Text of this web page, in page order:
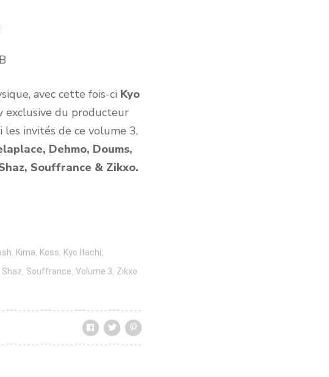
avec cette fois-ci Kyo
exclusive du producteur
les invités de ce volume 3,
Dehmo, Doums,
Souffrance & Zikxo.
, Kima, Koss, Kyo Itachi,
Shaz, Souffrance, Volume 3, Zikxo